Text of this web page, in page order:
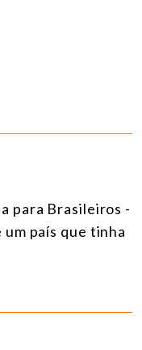
para Brasileiros -
um país que tinha